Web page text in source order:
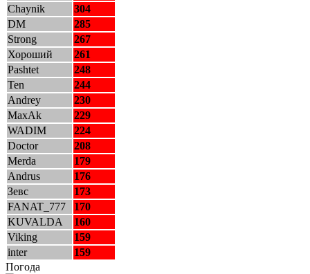
Chaynik
304
DM
285
Strong
267
Хороший
261
Pashtet
248
Ten
244
Andrey
230
MaxAk
229
WADIM
224
Doctor
208
Merda
179
Andrus
176
Зевс
173
FANAT_777
170
KUVALDA
160
Viking
159
inter
159
Погода